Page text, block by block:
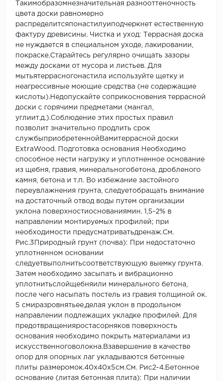
Такимобразомнезначительная разнооттеночность
цвета доски равномерно
распределитсяпонастилуиподчеркнет естественную
фактуру древисины. Чистка и уход: Террасная доска
не нуждается в специальном уходе, лакировании,
покраске.Старайтесь регулярно очищать зазоры
между досками от мусора и листьев. Для
мытьятеррасногонастила используйте щетку и
неагрессивные моющие средства (не содержащие
кислоты).Недопускайте соприкосновения террасной
доски с горячими предметами (мангал,
углиит.д.).Соблюдение этих простых правил
позволит значительно продлить срок
службыприобретеннойВамитеррасной доски
ExtraWood. Подготовка основания Необходимо
способное нести нагрузку и уплотненное основание
из щебня, гравия, минеральногобетона, дробленого
камня, бетона и т.п. Во избежание застойного
переувлажнения грунта, следуетобращать внимание
на достаточный отвод воды путем организации
уклона поверхностиоснованиямин. 1,5-2% в
направлении монтируемых профилей; при
необходимости предусматриватьдренаж.См.
Рис.3Природный грунт (почва): При недостаточно
уплотненном основании
следуетвыполнитьсоответствующую выемку грунта.
Затем необходимо засыпать и вибрационно
уплотнитьслойщебняили минерального бетона,
после чего насыпать постель из гравия толщиной ок.
5 смиразровнятьее,делая уклон в продольном
направлении подлежащих укладке профилей. Для
предотвращенияростасорняков поверхность
основания необходимо покрыть материалами из
искусственноговолокна.Взавершение в качестве
опор для опорных лаг укладываются бетонные
плиты размеромок.40x40x5см.См. Рис2-4.Бетонное
основание (литая бетонная плита): При наличии